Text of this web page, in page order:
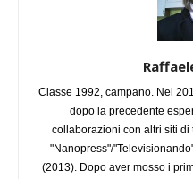
Classe 1992, campano. Nel
dopo la precedente
collaborazioni con altri siti di
"Nanopress"/
(2013). Dopo aver mosso i